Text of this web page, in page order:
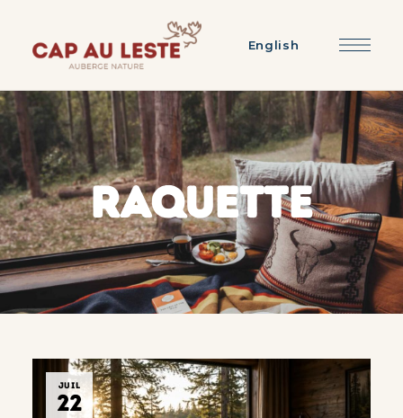
English
RAQUETTE
JUIL
22